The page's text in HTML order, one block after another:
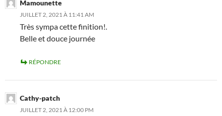
Mamounette
JUILLET 2, 2021 À 11:41 AM
Très sympa cette finition!.
Belle et douce journée
RÉPONDRE
Cathy-patch
JUILLET 2, 2021 À 12:00 PM